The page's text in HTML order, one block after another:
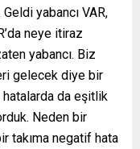
yabancı VAR,
neye itiraz
yabancı. Biz
gelecek diye bir
da eşitlik
Neden bir
takıma negatif hata